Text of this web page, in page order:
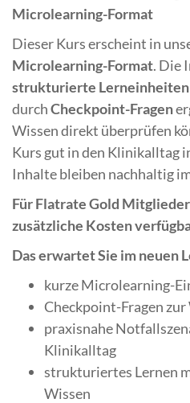
Microlearning-Format
Dieser Kurs erscheint in
Microlearning-Format. Die
strukturierte Lerneinheiten
durchCheckpoint-Fragen
Wissen direkt überprüfen
Kurs gut in den Klinikalltag
Inhalte bleiben nachhaltig
Für Flatrate Gold
zusätzliche Kosten
Das erwartet Sie im neuen
kurze Microlearning-
Checkpoint-Fragen
praxisnahe
Klinikalltag
strukturiertes Lernen
Wissen